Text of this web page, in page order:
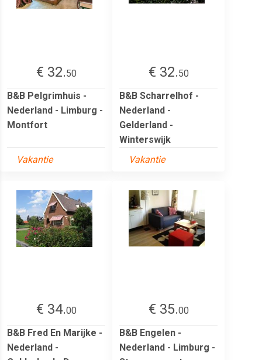
€ 32.50
B&B Pelgrimhuis -
Nederland - Limburg -
Montfort
Vakantie
€ 32.50
B&B Scharrelhof -
Nederland -
Gelderland -
Winterswijk
Vakantie
€ 34.00
B&B Fred En Marijke -
Nederland -
€ 35.00
B&B Engelen -
Nederland - Limburg -